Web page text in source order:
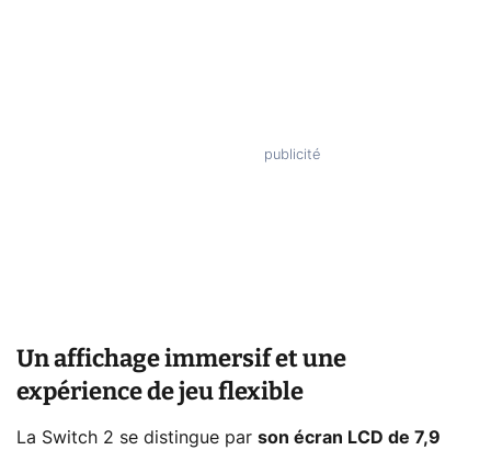
Un affichage immersif et une
expérience de jeu flexible
La Switch 2 se distingue par son écran LCD de 7,9